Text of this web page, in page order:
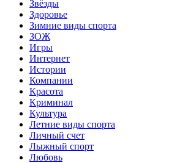
Звёзды
Здоровье
Зимние виды спорта
ЗОЖ
Игры
Интернет
Истории
Компании
Красота
Криминал
Культура
Летние виды спорта
Личный счет
Лыжный спорт
Любовь